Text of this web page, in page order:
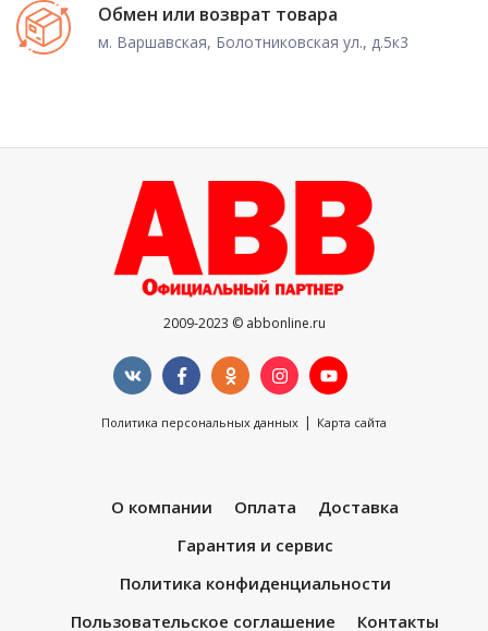
Обмен или возврат товара
м. Варшавская, Болотниковская ул., д.5к3
2009-2023 © abbonline.ru
Политика персональных данных | Карта сайта
О компании Оплата
Доставка
Гарантия и сервис
Политика конфиденциальности
Пользовательское соглашение
Контакты